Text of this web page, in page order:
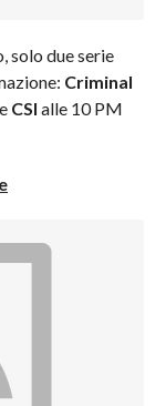
solo due serie
Criminal
CSI alle 10 PM